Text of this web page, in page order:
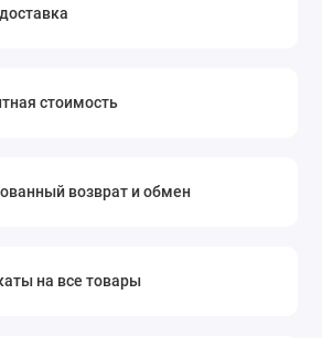
стоимость
возврат и обмен
на все товары